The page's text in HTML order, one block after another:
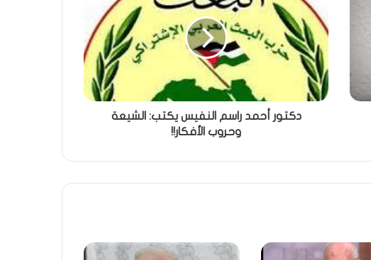
دكتور أحمد راسم النفيس يكتب: الشيعة
وحروب الأفكار!!